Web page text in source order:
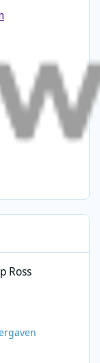
Ross